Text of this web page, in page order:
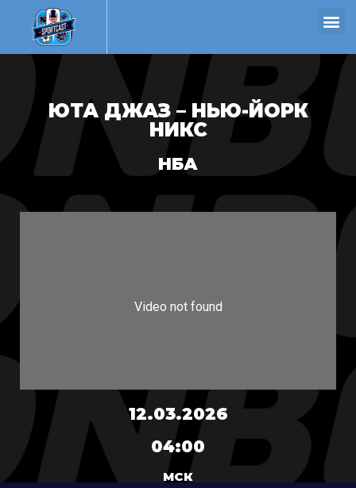
ЮТА ДЖАЗ – НЬЮ-ЙОРК
НИКС
НБА
12.03.2026
04:00
МСК